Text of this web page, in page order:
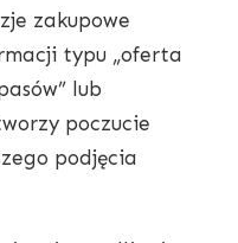
zakupowe
typu „oferta
lub
poczucie
podjęcia